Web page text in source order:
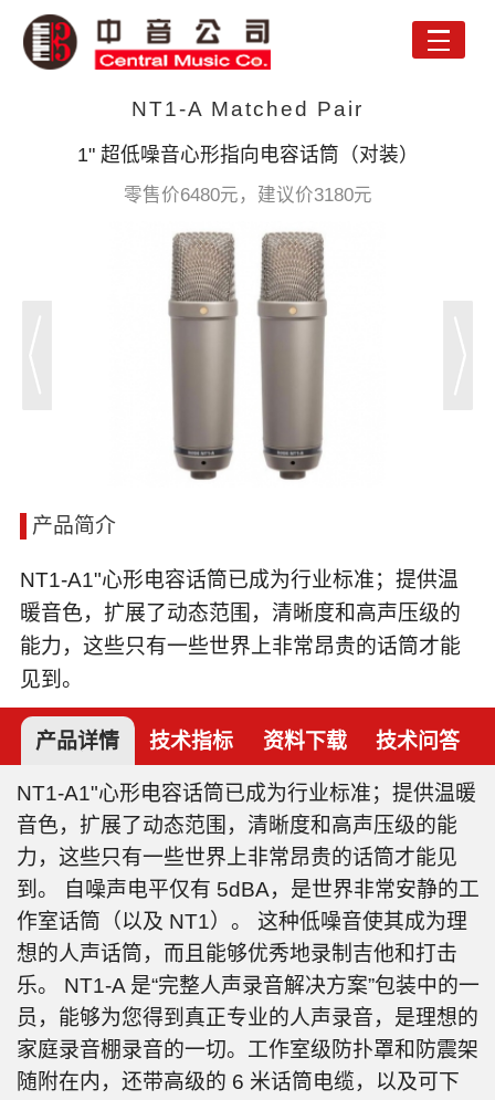
Toggle
NT1-A Matched Pair
1" 超低噪音心形指向电容话筒（对装）
零售价6480元，建议价3180元
产品简介
NT1-A1"心形电容话筒已成为行业标准；提供温
暖音色，扩展了动态范围，清晰度和高声压级的
能力，这些只有一些世界上非常昂贵的话筒才能
见到。
产品详情 技术指标 资料下载 技术问答
NT1-A1"心形电容话筒已成为行业标准；提供温暖
音色，扩展了动态范围，清晰度和高声压级的能
力，这些只有一些世界上非常昂贵的话筒才能见
到。 自噪声电平仅有 5dBA，是世界非常安静的工
作室话筒（以及 NT1）。 这种低噪音使其成为理
想的人声话筒，而且能够优秀地录制吉他和打击
乐。 NT1-A 是“完整人声录音解决方案”包装中的一
员，能够为您得到真正专业的人声录音，是理想的
家庭录音棚录音的一切。工作室级防扑罩和防震架
随附在内，还带高级的 6 米话筒电缆，以及可下